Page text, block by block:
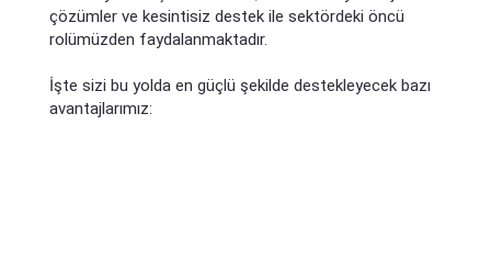
çözümler ve kesintisiz destek ile sektördeki öncü
rolümüzden faydalanmaktadır.
İşte sizi bu yolda en güçlü şekilde destekleyecek bazı
avantajlarımız: